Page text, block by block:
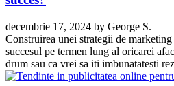
decembrie 17, 2024 by George S.
Construirea unei strategii de
succesul pe termen lung al oricarei
drum sau ca vrei sa iti imbunatatesti